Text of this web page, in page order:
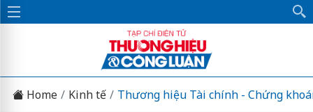
Home Kinh tế Thương hiệu Tài chính - Chứng